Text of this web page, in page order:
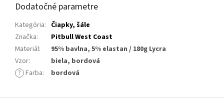
Dodatočné parametre
Kategória: Čiapky, šále
Značka:
Pitbull West Coast
Materiál:
95% bavlna, 5% elastan / 180g Lycra
Vzor:
biela, bordová
? Farba: bordová
Z